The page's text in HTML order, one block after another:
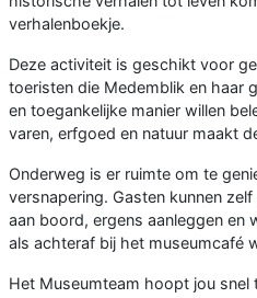
verhalenboekje.
Deze activiteit is geschikt voor
toeristen die Medemblik en haar
en toegankelijke manier willen
varen, erfgoed en natuur maakt
Onderweg is er ruimte om te
versnapering. Gasten kunnen
aan boord, ergens aanleggen
als achteraf bij het museumcafé
Het Museumteam hoopt jou snel